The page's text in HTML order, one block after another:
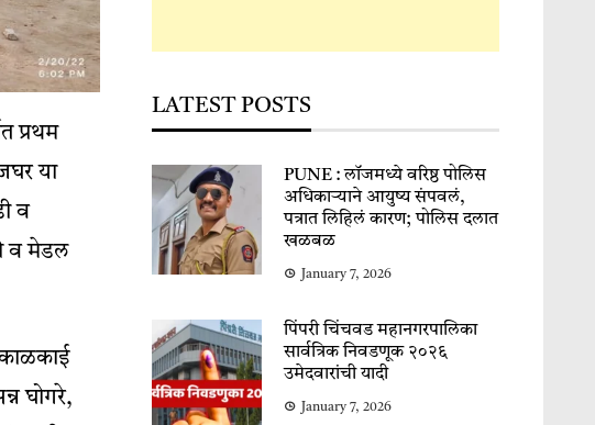
प्रथम
या
व
व मेडल
घोगरे,
LATEST POSTS
PUNE : लॉजमध्ये वरिष्ठ पोलिस
अधिकाऱ्याने आयुष्य संपवलं,
पत्रात लिहिलं कारण; पोलिस दलात
खळबळ
January 7, 2026
पिंपरी चिंचवड महानगरपालिका
सार्वत्रिक निवडणूक २०२६
उमेदवारांची यादी
January 7, 2026